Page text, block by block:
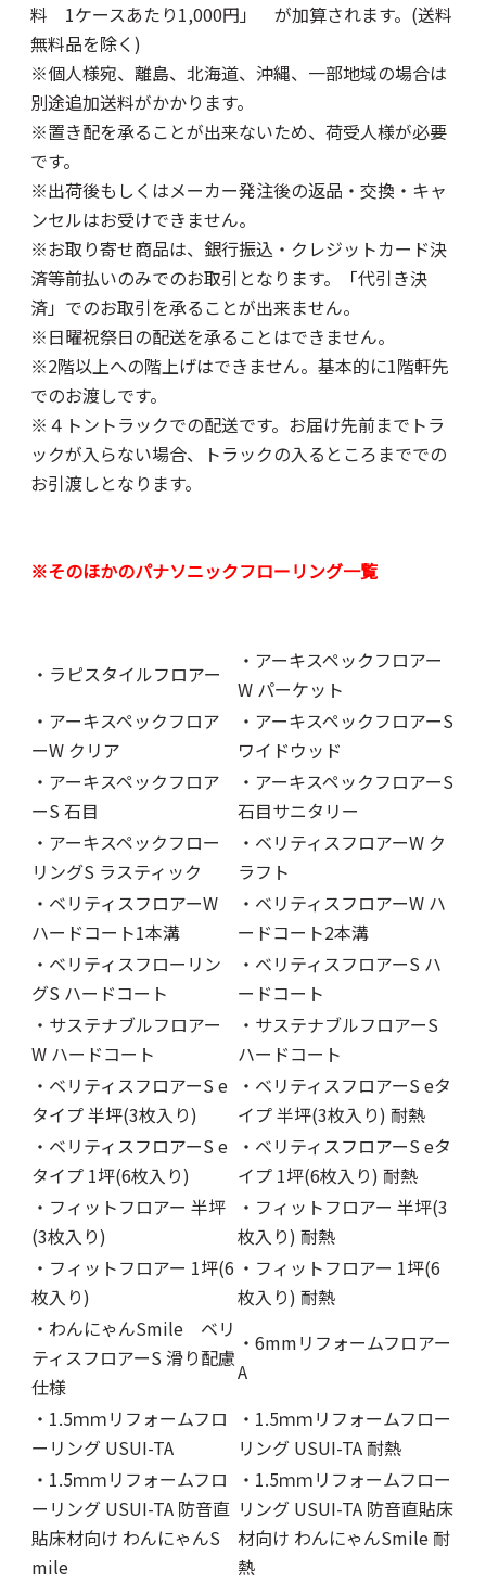
料 1ケースあたり1,000円」 が加算されます。(送料
無料品を除く)
※個人様宛、離島、北海道、沖縄、一部地域の場合は
別途追加送料がかかります。
※置き配を承ることが出来ないため、荷受人様が必要
です。
※出荷後もしくはメーカー発注後の返品・交換・キャ
ンセルはお受けできません。
※お取り寄せ商品は、銀行振込・クレジットカード決
済等前払いのみでのお取引となります。「代引き決
済」でのお取引を承ることが出来ません。
※日曜祝祭日の配送を承ることはできません。
※2階以上への階上げはできません。基本的に1階軒先
でのお渡しです。
※４トントラックでの配送です。お届け先前までトラ
ックが入らない場合、トラックの入るところまででの
お引渡しとなります。
※そのほかのパナソニックフローリング一覧
・ラピスタイルフロアー
・アーキスペックフロアー
W パーケット
・アーキスペックフロア
ーW クリア
・アーキスペックフロアーS
ワイドウッド
・アーキスペックフロア
ーS 石目
・アーキスペックフロアーS
石目サニタリー
・アーキスペックフロー
リングS ラスティック
・ベリティスフロアーW ク
ラフト
・ベリティスフロアーW
ハードコート1本溝
・ベリティスフロアーW ハ
ードコート2本溝
・ベリティスフローリン
グS ハードコート
・ベリティスフロアーS ハ
ードコート
・サステナブルフロアー
W ハードコート
・サステナブルフロアーS
ハードコート
・ベリティスフロアーS e
タイプ 半坪(3枚入り)
・ベリティスフロアーS eタ
イプ 半坪(3枚入り) 耐熱
・ベリティスフロアーS e
タイプ 1坪(6枚入り)
・ベリティスフロアーS eタ
イプ 1坪(6枚入り) 耐熱
・フィットフロアー 半坪
(3枚入り)
・フィットフロアー 半坪(3
枚入り) 耐熱
・フィットフロアー 1坪(6
枚入り)
・フィットフロアー 1坪(6
枚入り) 耐熱
・わんにゃんSmile ベリ
ティスフロアーS 滑り配慮
仕様
・6mmリフォームフロアー
A
・1.5ｍｍリフォームフロ
ーリング USUI-TA
・1.5ｍｍリフォームフロー
リング USUI-TA 耐熱
・1.5ｍｍリフォームフロ
ーリング USUI-TA 防音直
貼床材向け わんにゃんS
mile
・1.5ｍｍリフォームフロー
リング USUI-TA 防音直貼床
材向け わんにゃんSmile 耐
熱